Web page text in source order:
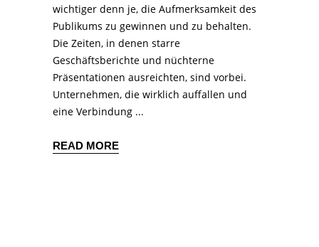
wichtiger denn je, die Aufmerksamkeit des
Publikums zu gewinnen und zu behalten.
Die Zeiten, in denen starre
Geschäftsberichte und nüchterne
Präsentationen ausreichten, sind vorbei.
Unternehmen, die wirklich auffallen und
eine Verbindung
READ MORE